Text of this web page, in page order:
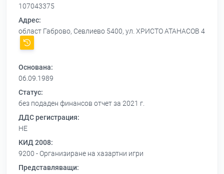
107043375
Адрес:
област Габрово, Севлиево 5400, ул. ХРИСТО АТАНАСОВ 4
Основана:
06.09.1989
Статус:
без подаден финансов отчет за 2021 г.
ДДС регистрация:
НЕ
КИД 2008:
9200 - Организиране на хазартни игри
Представляващи: